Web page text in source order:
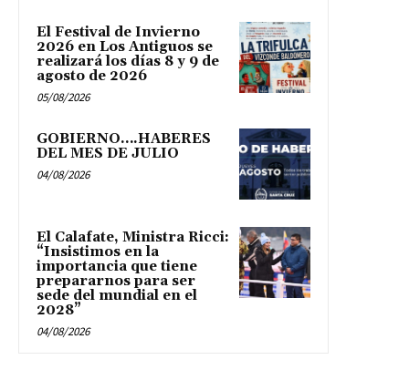
El Festival de Invierno
2026 en Los Antiguos se
realizará los días 8 y 9 de
agosto de 2026
05/08/2026
GOBIERNO….HABERES
DEL MES DE JULIO
04/08/2026
El Calafate, Ministra Ricci:
“Insistimos en la
importancia que tiene
prepararnos para ser
sede del mundial en el
2028”
04/08/2026